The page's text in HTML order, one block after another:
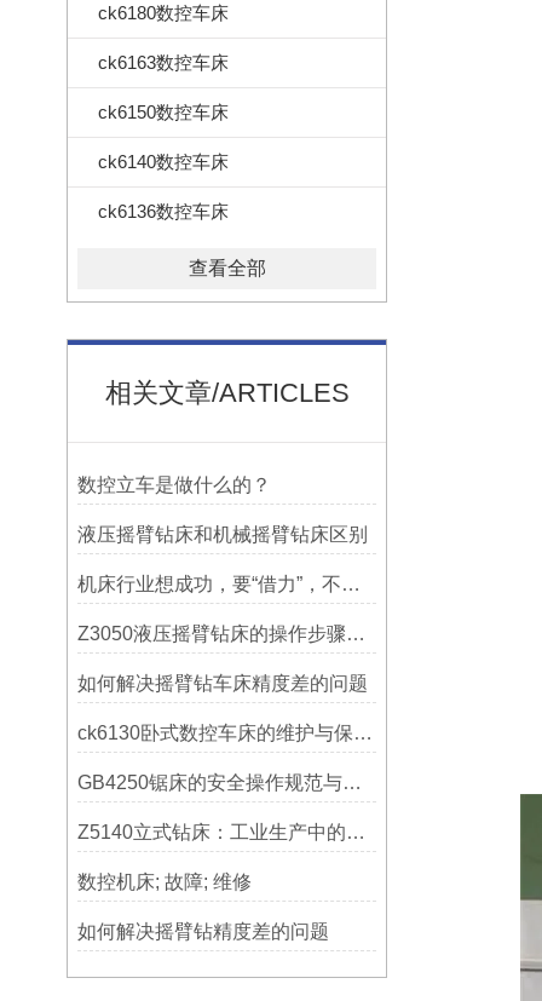
ck6180数控车床
ck6163数控车床
ck6150数控车床
ck6140数控车床
ck6136数控车床
查看全部
相关文章/ARTICLES
数控立车是做什么的？
液压摇臂钻床和机械摇臂钻床区别
机床行业想成功，要“借力”，不要“尽力”！
Z3050液压摇臂钻床的操作步骤与安全注意事项
如何解决摇臂钻车床精度差的问题
ck6130卧式数控车床的维护与保养策略
GB4250锯床的安全操作规范与注意事项
Z5140立式钻床：工业生产中的得力助手
数控机床; 故障; 维修
如何解决摇臂钻精度差的问题